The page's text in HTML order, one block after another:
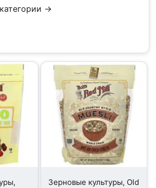
→
Зерновые культуры, Old